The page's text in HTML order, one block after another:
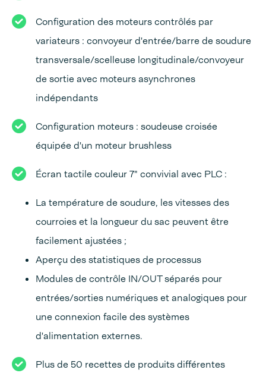
Configuration des moteurs contrôlés par
variateurs : convoyeur d'entrée/barre de soudure
transversale/scelleuse longitudinale/convoyeur
de sortie avec moteurs asynchrones
indépendants
Configuration moteurs : soudeuse croisée
équipée d'un moteur brushless
Écran tactile couleur 7" convivial avec PLC :
La température de soudure, les vitesses des
courroies et la longueur du sac peuvent être
facilement ajustées ;
Aperçu des statistiques de processus
Modules de contrôle IN/OUT séparés pour
entrées/sorties numériques et analogiques pour
une connexion facile des systèmes
d'alimentation externes.
Plus de 50 recettes de produits différentes